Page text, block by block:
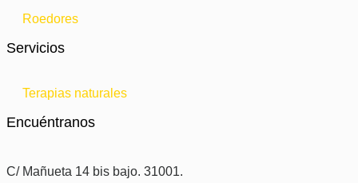
Roedores
Servicios
Terapias naturales
Encuéntranos
C/ Mañueta 14 bis bajo. 31001.